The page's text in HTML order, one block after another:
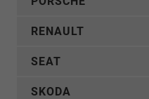
RENAULT
SEAT
SKODA